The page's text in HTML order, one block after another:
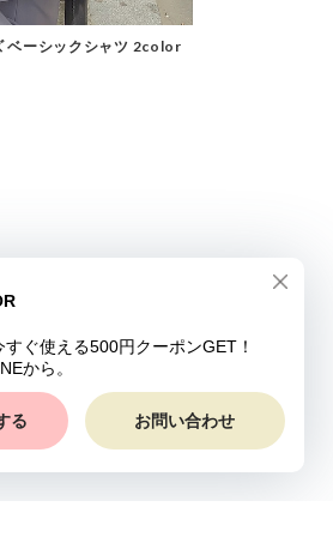
ベーシックシャツ 2color